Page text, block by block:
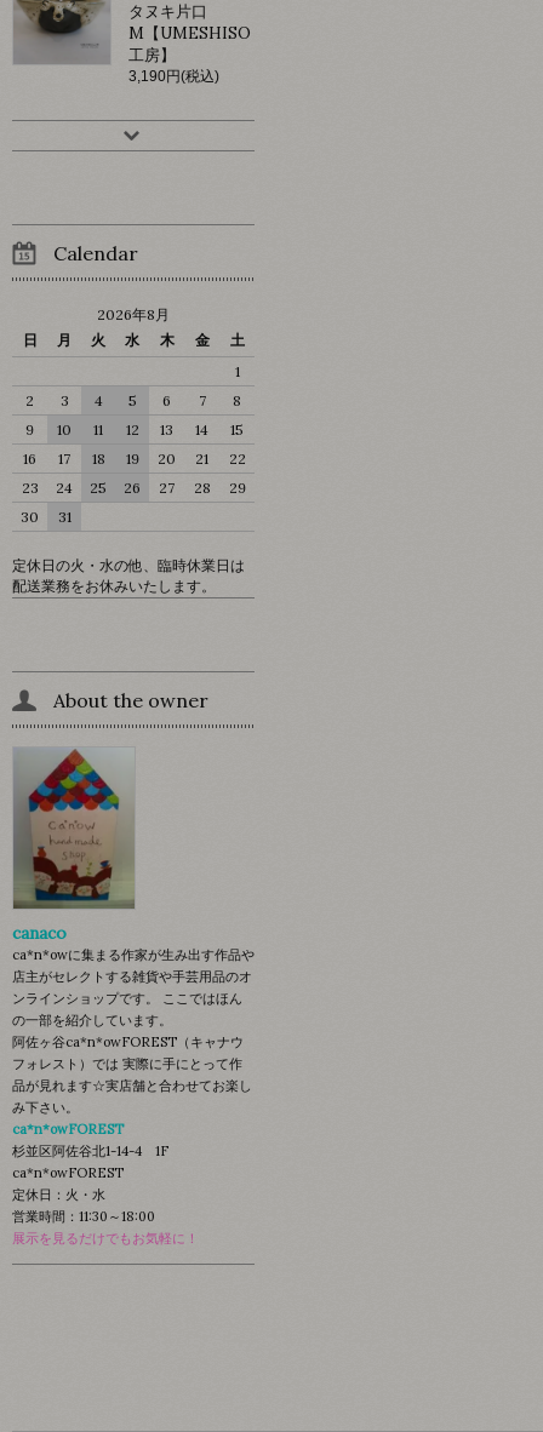
タヌキ片口
M【UMESHISO
工房】
3,190円(税込)
Calendar
2026年8月
日
月 火 水 木 金
土
1
2
3 4 5 6 7
8
9
10 11 12 13 14
15
16
17 18 19 20 21
22
23
24 25 26 27 28
29
30
31
定休日の火・水の他、臨時休業日は
配送業務をお休みいたします。
About the owner
canaco
ca*n*owに集まる作家が生み出す作品や
店主がセレクトする雑貨や手芸用品のオ
ンラインショップです。 ここではほん
の一部を紹介しています。
阿佐ヶ谷ca*n*owFOREST（キャナウ
フォレスト）では 実際に手にとって作
品が見れます☆実店舗と合わせてお楽し
み下さい。
ca*n*owFOREST
杉並区阿佐谷北1-14-4 1F
ca*n*owFOREST
定休日：火・水
営業時間：11:30～18:00
展示を見るだけでもお気軽に！